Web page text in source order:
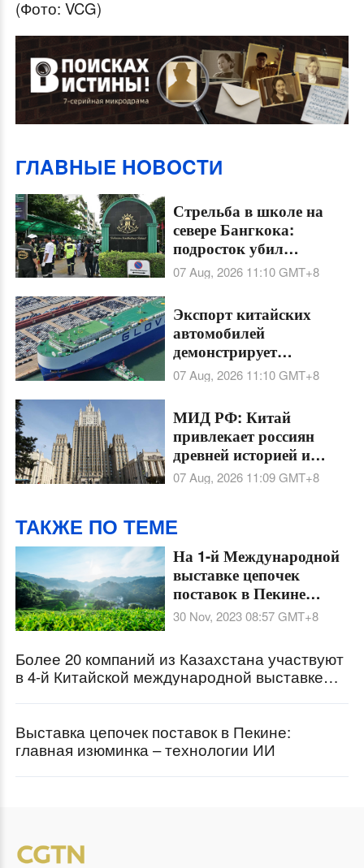
(Фото: VCG)
ГЛABHЫE HOBOCTИ
Стрельба в школе на
севере Бангкока:
подросток убил
семерых, ранил 15
человек и покончил с
собой
07 Aug, 2026 11:10GMT+8
Экспорт китайских
автомобилей
демонстрирует
активный рост в первой
половине 2026 года
07 Aug, 2026 11:10GMT+8
МИД РФ: Китай
привлекает россиян
древней историей и
опытом социально-
07 Aug, 2026 11:09GMT+8
ТАКЖЕ ПО ТЕМЕ
На 1-й Международной
выставке цепочек
поставок в Пекине
представлена зона
хозяйства
30 Nov, 2023 08:57GMT+8
Более 20 компаний из Казахстана участвуют
в 4-й Китайской международной выставке
Выставка цепочек поставок в Пекине:
главная изюминка – технологии ИИ